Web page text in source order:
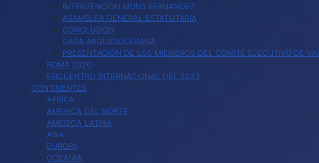
INTERVENCION MONS FERNANDEZ
ASAMBLEA GENERAL ESTATUTARIA
CONCLUSION
CASA ARQUIDIOCESANA
PRESENTACIÓN DE LOS MIEMBROS DEL COMITÉ EJECUTIVO DE VAI
ROMA 2020
ENCUENTRO INTERNACIONAL DEL 2023
CONTINENTES
AFRICA
AMERICA DEL NORTE
AMERICA LATINA
ASIA
EUROPA
OCEANIA